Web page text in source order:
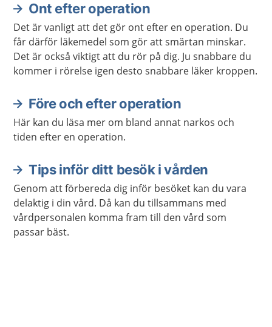
Ont efter operation
Det är vanligt att det gör ont efter en operation. Du
får därför läkemedel som gör att smärtan minskar.
Det är också viktigt att du rör på dig. Ju snabbare du
kommer i rörelse igen desto snabbare läker kroppen.
Före och efter operation
Här kan du läsa mer om bland annat narkos och
tiden efter en operation.
Tips inför ditt besök i vården
Genom att förbereda dig inför besöket kan du vara
delaktig i din vård. Då kan du tillsammans med
vårdpersonalen komma fram till den vård som
passar bäst.